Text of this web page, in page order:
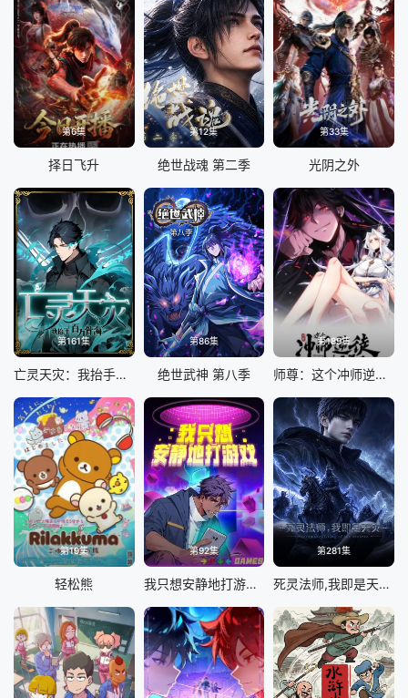
第6集
择日飞升
第12集
绝世战魂 第二季
第33集
光阴之外
第161集
亡灵天灾：我抬手百万骨海 动态漫
第86集
绝世武神 第八季
第189集
师尊：这个冲师逆徒才不是圣子 动态漫画
第19集
轻松熊
第92集
我只想安静地打游戏第二季
第281集
死灵法师,我即是天灾(2026)